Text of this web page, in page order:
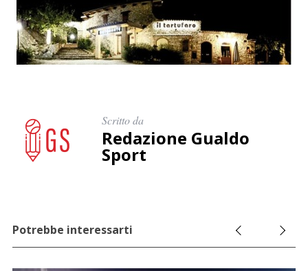
Scritto da
Redazione Gualdo
Sport
Potrebbe interessarti
r
c
a
p
e